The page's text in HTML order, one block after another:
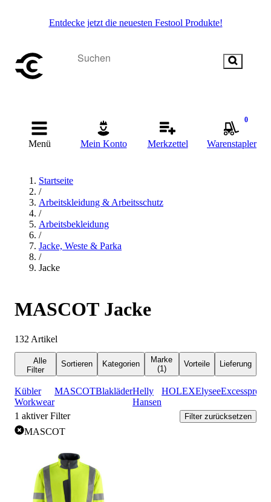
Entdecke jetzt die neuesten Festool Produkte!
Menü Mein Konto Merkzettel
0
Warenstapler
Startseite
/
Arbeitskleidung & Arbeitsschutz
/
Arbeitsbekleidung
/
Jacke, Weste & Parka
/
Jacke
MASCOT Jacke
132 Artikel
Alle
Filter
Sortieren Kategorien
Marke
(1)
Vorteile Lieferung
Kübler
Workwear
MASCOTBlakläderHelly
Hansen
HOLEXElyseeExcess
1 aktiver Filter Filter zurücksetzen
MASCOT